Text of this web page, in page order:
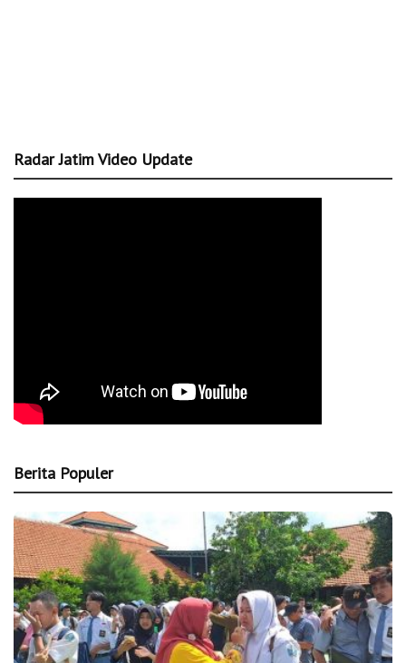
Radar Jatim Video Update
Berita Populer